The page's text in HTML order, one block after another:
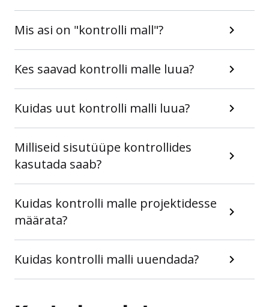
Mis asi on "kontrolli mall"?
Kes saavad kontrolli malle luua?
Kuidas uut kontrolli malli luua?
Milliseid sisutüüpe kontrollides
kasutada saab?
Kuidas kontrolli malle projektidesse
määrata?
Kuidas kontrolli malli uuendada?